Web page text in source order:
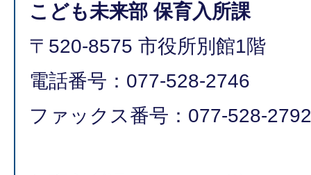
こども未来部 保育入所課
〒520-8575 市役所別館1階
電話番号：077-528-2746
ファックス番号：077-528-2792​​​​​​​